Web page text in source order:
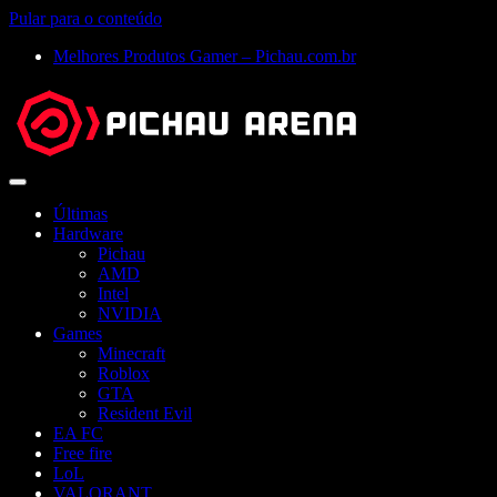
Pular para o conteúdo
Melhores Produtos Gamer – Pichau.com.br
Abrir
Últimas
Hardware
Pichau
AMD
Intel
NVIDIA
Games
Minecraft
Roblox
GTA
Resident Evil
EA FC
Free fire
LoL
VALORANT